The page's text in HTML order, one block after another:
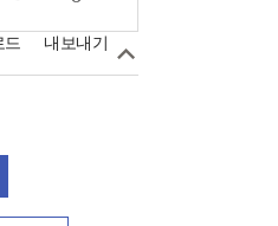
드 내보내기